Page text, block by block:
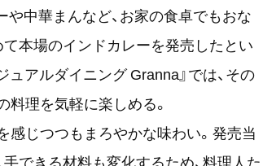
や中華まんなど、お家の食卓でもおな
て本場のインドカレーを発売したとい
アルダイニング Granna』では、その
理を気軽に楽しめる。
じつつもまろやかな味わい。発売当
できる材料も変化するため、料理人た